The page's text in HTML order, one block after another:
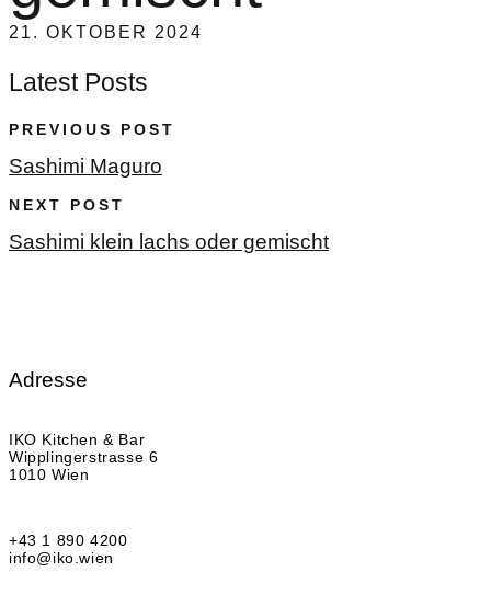
21. OKTOBER 2024
Latest Posts
PREVIOUS POST
Sashimi Maguro
NEXT POST
Sashimi klein lachs oder gemischt
Adresse
IKO Kitchen & Bar
Wipplingerstrasse 6
1010 Wien
+43 1 890 4200
info@iko.wien